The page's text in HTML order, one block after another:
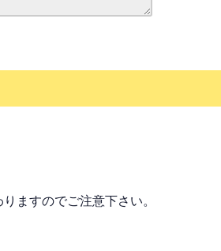
ますのでご注意下さい。